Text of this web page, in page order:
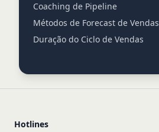
Coaching de Pipeline
Métodos de Forecast de Vendas
Duração do Ciclo de Vendas
Hotlines